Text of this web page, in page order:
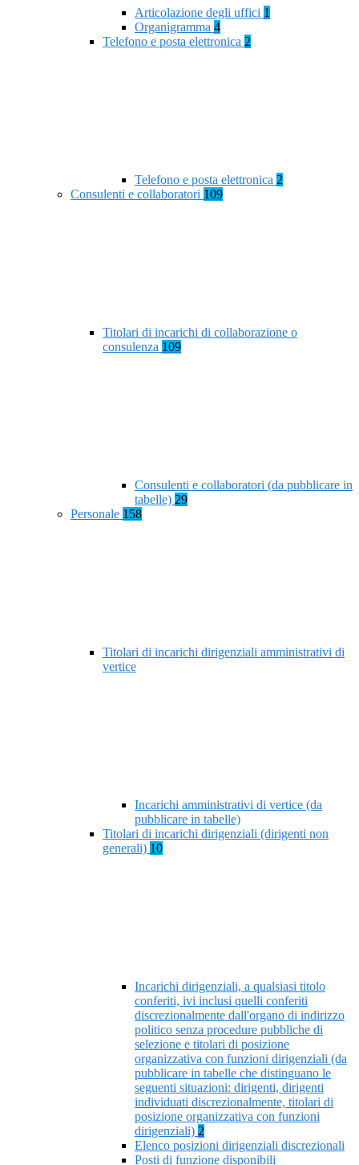
Articolazione degli uffici 1
Organigramma 4
Telefono e posta elettronica 2
Telefono e posta elettronica 2
Consulenti e collaboratori 109
Titolari di incarichi di collaborazione o
consulenza 109
Consulenti e collaboratori (da pubblicare in
tabelle) 29
Personale 158
Titolari di incarichi dirigenziali amministrativi di
vertice
Incarichi amministrativi di vertice (da
pubblicare in tabelle)
Titolari di incarichi dirigenziali (dirigenti non
generali) 10
Incarichi dirigenziali, a qualsiasi titolo
conferiti, ivi inclusi quelli conferiti
discrezionalmente dall'organo di indirizzo
politico senza procedure pubbliche di
selezione e titolari di posizione
organizzativa con funzioni dirigenziali (da
pubblicare in tabelle che distinguano le
seguenti situazioni: dirigenti, dirigenti
individuati discrezionalmente, titolari di
posizione organizzativa con funzioni
dirigenziali) 2
Elenco posizioni dirigenziali discrezionali
Posti di funzione disponibili